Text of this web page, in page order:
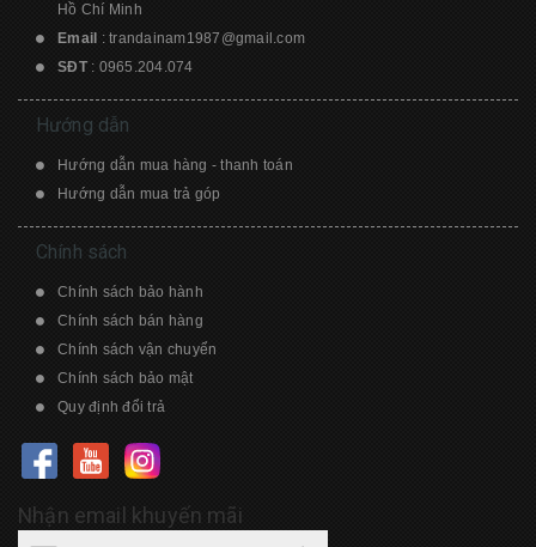
Hồ Chí Minh
Email : trandainam1987@gmail.com
SĐT : 0965.204.074
Hướng dẫn
Hướng dẫn mua hàng - thanh toán
Hướng dẫn mua trả góp
Chính sách
Chính sách bảo hành
Chính sách bán hàng
Chính sách vận chuyển
Chính sách bảo mật
Quy định đổi trả
Nhận email khuyến mãi